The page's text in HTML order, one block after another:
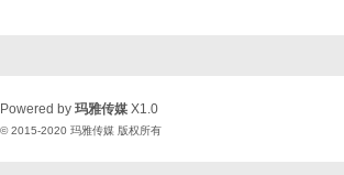
Powered by 玛雅传媒 X1.0
© 2015-2020 玛雅传媒 版权所有